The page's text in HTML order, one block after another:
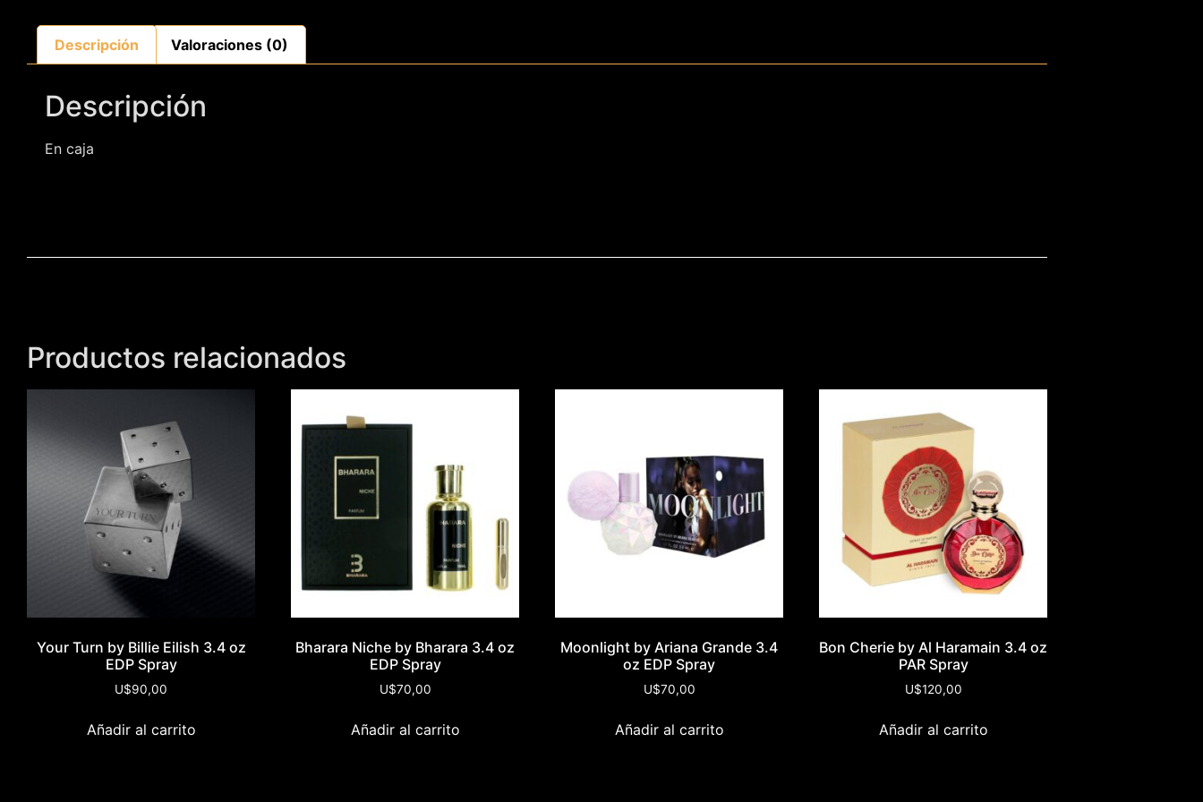
Descripción Valoraciones (0)
Descripción
En caja
Productos relacionados
Your Turn by Billie Eilish 3.4 oz
EDP Spray
U$90,00
Añadir al carrito
Bharara Niche by Bharara 3.4 oz
EDP Spray
U$70,00
Añadir al carrito
Moonlight by Ariana Grande 3.4
oz EDP Spray
U$70,00
Añadir al carrito
Bon Cherie by Al Haramain 3.4 oz
PAR Spray
U$120,00
Añadir al carrito